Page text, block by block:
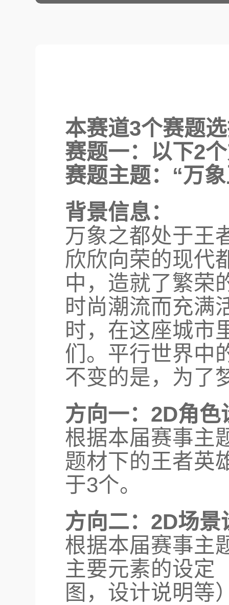
本赛道3个赛题
赛题一：以下2
赛题主题：“万
背景信息：
万象之都处于王
欣欣向荣的现代
中，造就了繁荣
时尚潮流而充满
时，在这座城市
们。平行世界中
不变的是，为了
方向一：2D角色
根据本届赛事主
题材下的王者英
于3个。
方向二：2D场景
根据本届赛事主
主要元素的设定
图，设计说明等